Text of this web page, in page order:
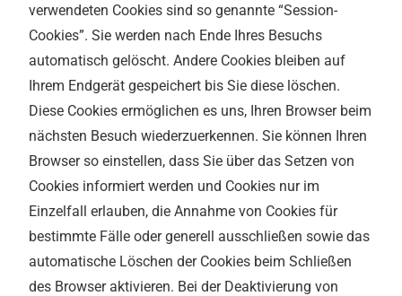
verwendeten Cookies sind so genannte “Session-
Cookies”. Sie werden nach Ende Ihres Besuchs
automatisch gelöscht. Andere Cookies bleiben auf
Ihrem Endgerät gespeichert bis Sie diese löschen.
Diese Cookies ermöglichen es uns, Ihren Browser beim
nächsten Besuch wiederzuerkennen. Sie können Ihren
Browser so einstellen, dass Sie über das Setzen von
Cookies informiert werden und Cookies nur im
Einzelfall erlauben, die Annahme von Cookies für
bestimmte Fälle oder generell ausschließen sowie das
automatische Löschen der Cookies beim Schließen
des Browser aktivieren. Bei der Deaktivierung von